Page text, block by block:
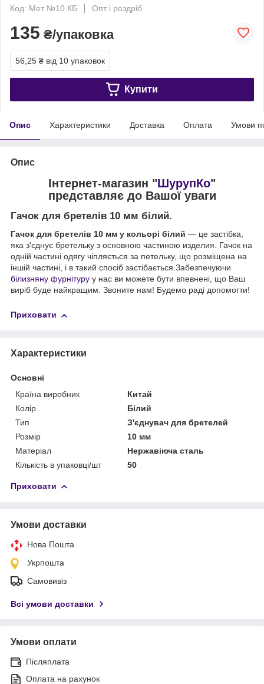
Код: Мет №10 КБ
Опт і роздріб
135 ₴/упаковка
56,25 ₴ від 10 упаковок
Купити
Опис Характеристики Доставка Оплата Умови
Опис
Інтернет-магазин "ШурупКо"
представляє до Вашої уваги
Гачок для бретелів 10 мм білий.
Гачок для бретелів 10 мм у кольорі білий — це застібка,
яка з'єднує бретельку з основною частиною изделия. Гачок на
одній частині одягу чіпляється за петельку, що розміщена на
іншій частині, і в такий спосіб застібається.Забезпечуючи
білизняну фурнітуру у нас ви можете бути впевнені, що Ваш
виріб буде найкращим. Звоните нам! Будемо раді допомогти!
Приховати
Характеристики
Основні
Країна виробник
Китай
Колір
Білий
Тип
З'єднувач для бретелей
Розмір
10 мм
Матеріал
Нержавіюча сталь
Кількість в упаковці/шт
50
Приховати
Умови доставки
Нова Пошта
Укрпошта
Самовивіз
Всі умови доставки
Умови оплати
Післяплата
Оплата на рахунок